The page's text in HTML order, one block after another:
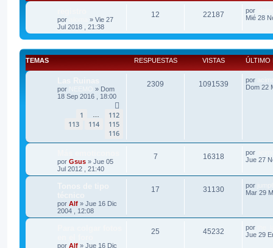
por » Vie 27
Jul 2018 , 21:38
12 22187 por
Mié 28
TEMAS RESPUESTAS VISTAS ÚLTIMO
por » Dom
18 Sep 2016 , 18:00
1
112
113
114
115
116
2309 1091539 por
Dom 22
por Gsus » Jue 05
Jul 2012 , 21:40
7 16318 por
Jue 27
por Alf » Jue 16 Dic
2004 , 12:08
17 31130 por
Mar 29
por Alf » Jue 16 Dic
25 45232 por
Jue 29